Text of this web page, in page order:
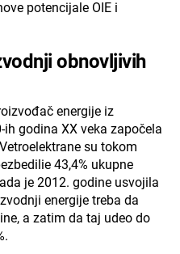
potencijale OIE i
obnovljivih
energije iz
godina XX veka započela
su tokom
43,4% ukupne
je 2012. godine usvojila
energije treba da
a zatim da taj udeo do